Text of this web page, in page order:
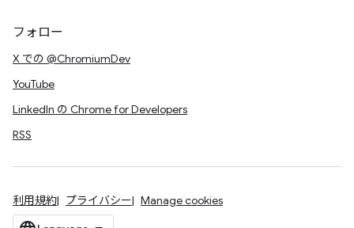
フォロー
X での @ChromiumDev
YouTube
LinkedIn の Chrome for Developers
RSS
利用規約 プライバシー Manage cookies